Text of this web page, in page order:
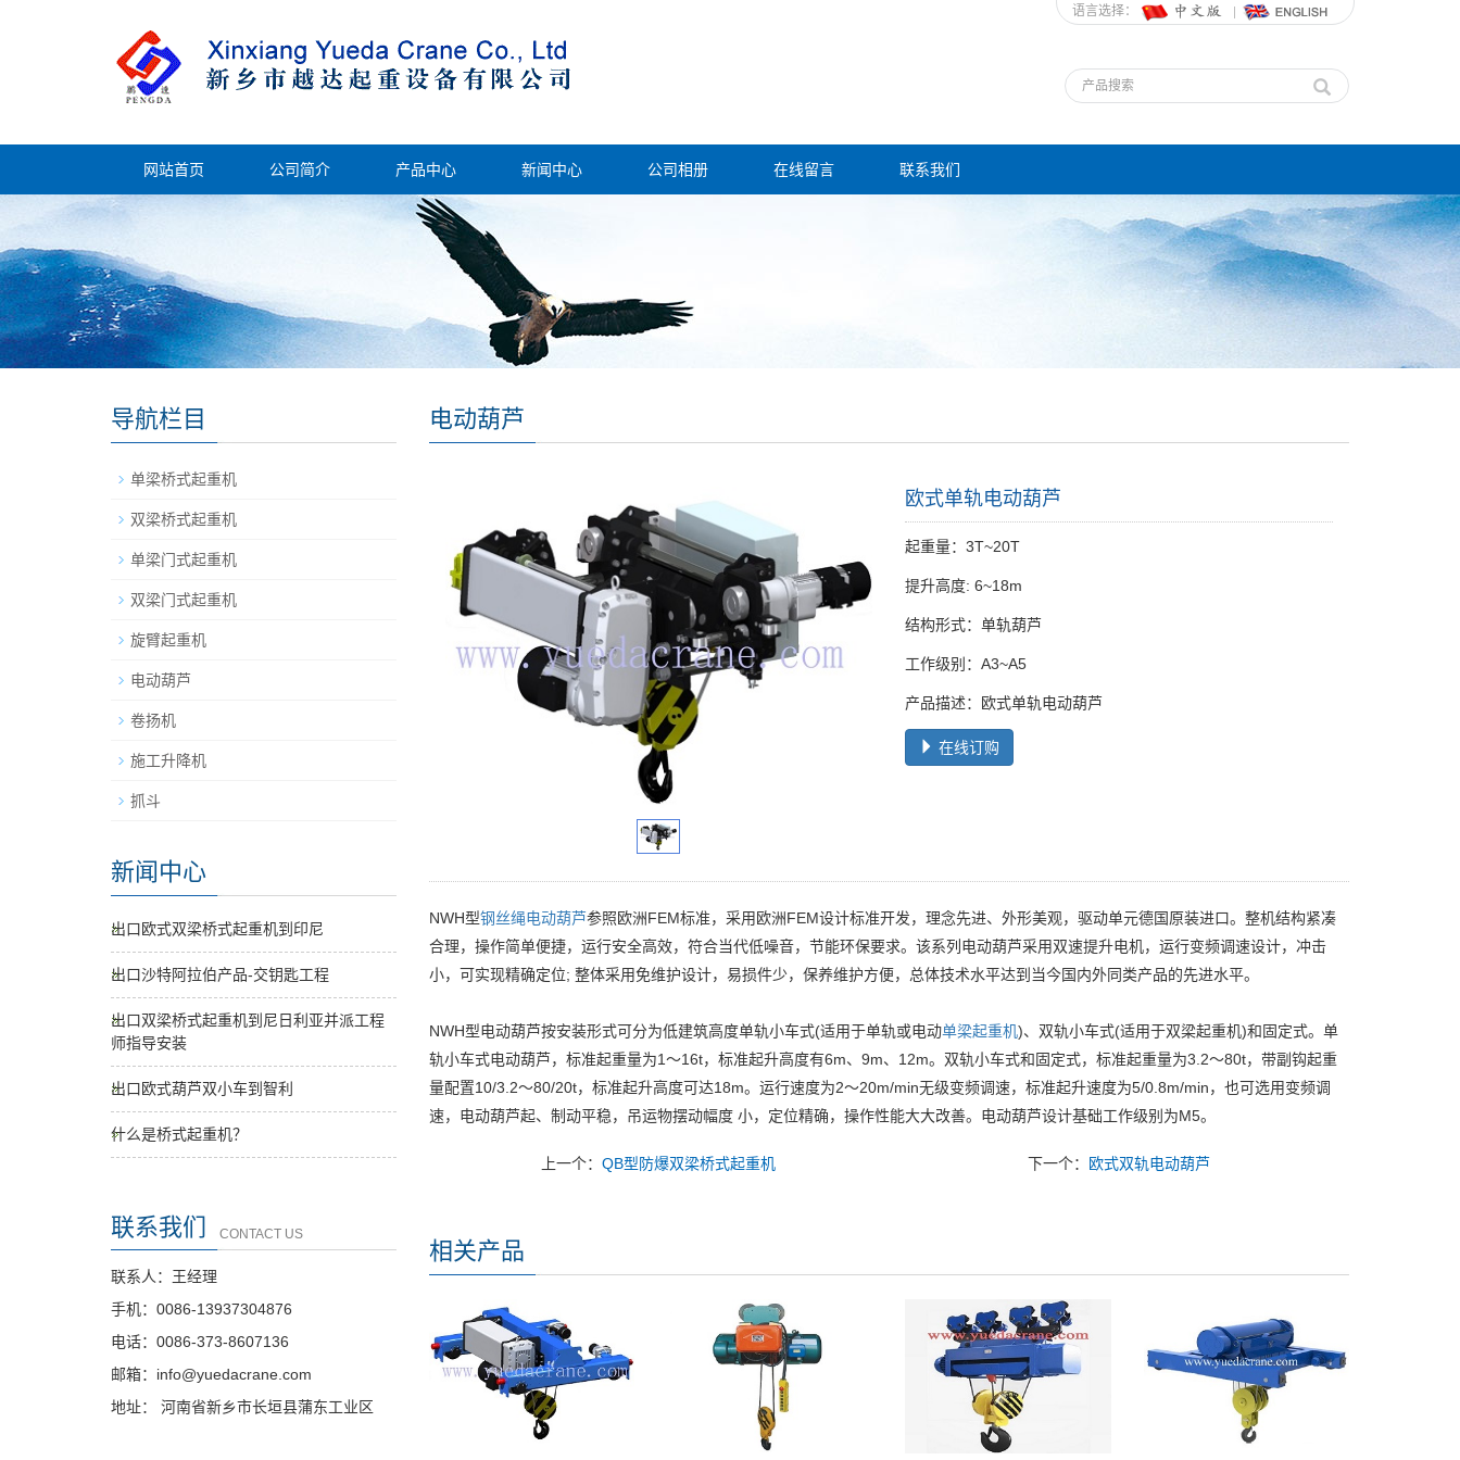
语言选择：
网站首页 公司简介 产品中心 新闻中心 公司相册 在线留言 联系我们
电动葫芦
欧式单轨电动葫芦
起重量：3T~20T
提升高度: 6~18m
结构形式：单轨葫芦
工作级别：A3~A5
产品描述：欧式单轨电动葫芦
在线订购
NWH型钢丝绳电动葫芦参照欧洲FEM标准，采用欧洲FEM设计标准开发，理念先进、外形美观，驱动单元德国原装进口。整机结构紧凑
合理，操作简单便捷，运行安全高效，符合当代低噪音，节能环保要求。该系列电动葫芦采用双速提升电机，运行变频调速设计，冲击
小，可实现精确定位; 整体采用免维护设计，易损件少，保养维护方便，总体技术水平达到当今国内外同类产品的先进水平。
NWH型电动葫芦按安装形式可分为低建筑高度单轨小车式(适用于单轨或电动单梁起重机)、双轨小车式(适用于双梁起重机)和固定式。单
轨小车式电动葫芦，标准起重量为1～16t，标准起升高度有6m、9m、12m。双轨小车式和固定式，标准起重量为3.2～80t，带副钩起重
量配置10/3.2～80/20t，标准起升高度可达18m。运行速度为2～20m/min无级变频调速，标准起升速度为5/0.8m/min，也可选用变频调
速，电动葫芦起、制动平稳，吊运物摆动幅度 小，定位精确，操作性能大大改善。电动葫芦设计基础工作级别为M5。
上一个：QB型防爆双梁桥式起重机 下一个： 欧式双轨电动葫芦
相关产品
导航栏目
单梁桥式起重机
双梁桥式起重机
单梁门式起重机
双梁门式起重机
旋臂起重机
电动葫芦
卷扬机
施工升降机
抓斗
新闻中心
出口欧式双梁桥式起重机到印尼
出口沙特阿拉伯产品-交钥匙工程
出口双梁桥式起重机到尼日利亚并派工程
师指导安装
出口欧式葫芦双小车到智利
什么是桥式起重机？
联系我们 CONTACT US
联系人：王经理
手机：0086-13937304876
电话：0086-373-8607136
邮箱：info@yuedacrane.com
地址： 河南省新乡市长垣县蒲东工业区